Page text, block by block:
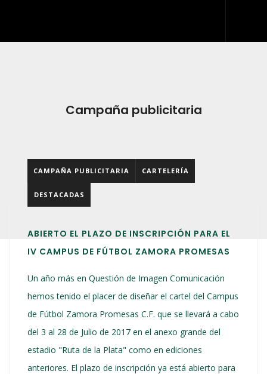
KIT DIGITAL
CONTACTO
Campaña publicitaria
CAMPAÑA PUBLICITARIA CARTELERÍA
DESTACADAS
ABIERTO EL PLAZO DE INSCRIPCIÓN PARA EL
IV CAMPUS DE FÚTBOL ZAMORA PROMESAS
Un año más en Questión de Imagen Comunicación
hemos tenido el placer de diseñar el cartel del Campus
de Fútbol Zamora Promesas C.F. que se llevará a cabo
del 3 al 28 de Julio de 2017 en el anexo grande del
estadio "Ruta de la Plata" como en ediciones
anteriores. El plazo de inscripción ya está abierto para